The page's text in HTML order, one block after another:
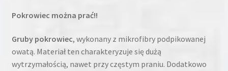
Pokrowiec można prać!!
Gruby pokrowiec, wykonany z mikrofibry podpikowanej
owatą. Materiał ten charakteryzuje się dużą
wytrzymałością, nawet przy częstym praniu. Dodatkowo